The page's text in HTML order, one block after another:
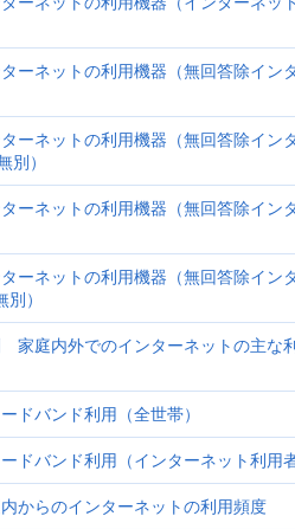
ネットの利用機器（無回答除イン
ネットの利用機器（無回答除イン
別）
ネットの利用機器（無回答除イン
ネットの利用機器（無回答除イン
）
内外でのインターネットの主な
バンド利用（全世帯）
バンド利用（インターネット利用者
らのインターネットの利用頻度